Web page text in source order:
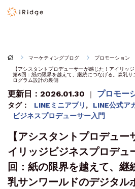
マーケティングブログ
プロモーション
【アシスタントプロデューサーが感じた！アイリッ
第6回：紙の限界を越えて、継続につなげる。森乳
ログラム設計の裏側
更新日：2026.01.30 ｜ プロモー
タグ： LINEミニアプリ , LINE公式ア
ビジネスプロデューサー入門
【アシスタントプロデュ
イリッジビジネスプロデュ
回：紙の限界を越えて、継
乳サンワールドのデジタル